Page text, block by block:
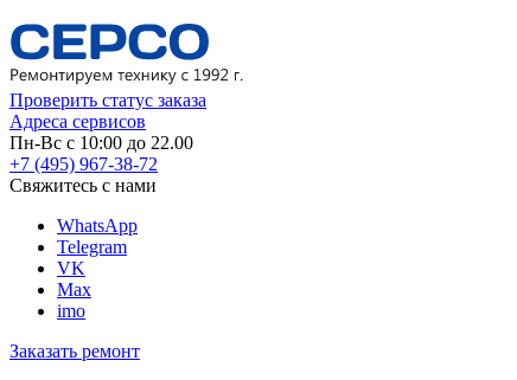
Проверить статус заказа
Адреса сервисов
Пн-Вс с 10:00 до 22.00
+7 (495) 967-38-72
Свяжитесь с нами
WhatsApp
Telegram
VK
Max
imo
Заказать ремонт